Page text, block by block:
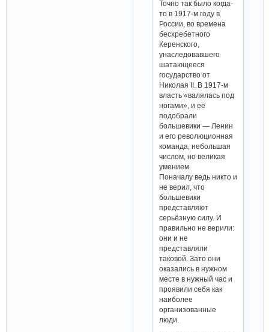
Точно так было когда-
то в 1917-м году в
России, во времена
бесхребетного
Керенского,
унаследовавшего
шатающееся
государство от
Николая II. В 1917-м
власть «валялась под
ногами», и её
подобрали
большевики — Ленин
и его революционная
команда, небольшая
числом, но великая
умением.
Поначалу ведь никто и
не верил, что
большевики
представляют
серьёзную силу. И
правильно не верили:
они и не
представляли
таковой. Зато они
оказались в нужном
месте в нужный час и
проявили себя как
наиболее
организованные
люди.